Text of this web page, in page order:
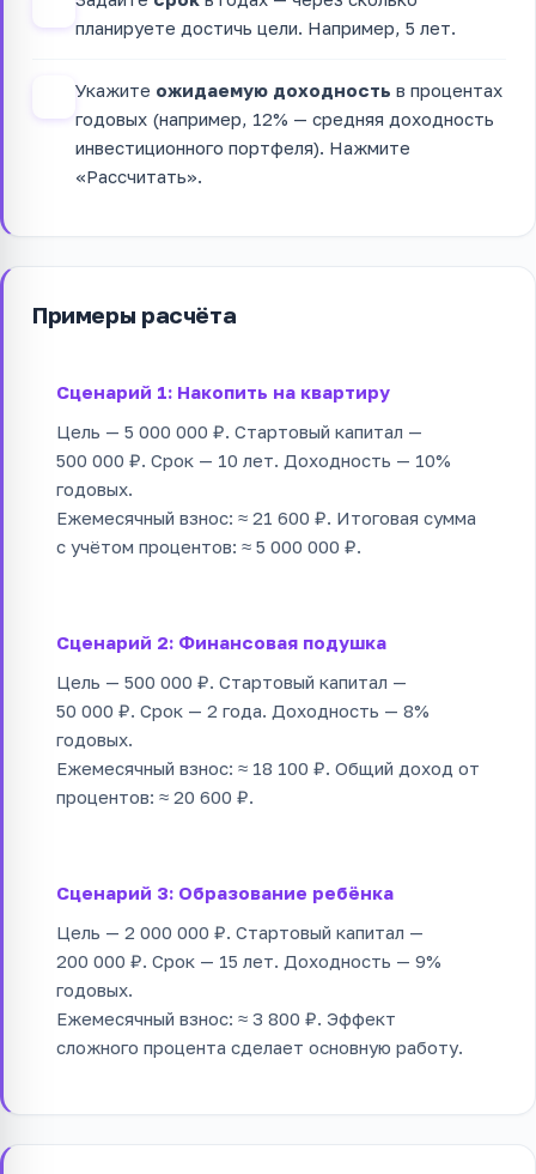
планируете достичь цели. Например, 5 лет.
Укажите ожидаемую доходность в процентах
годовых (например, 12% — средняя доходность
инвестиционного портфеля). Нажмите
«Рассчитать».
Примеры расчёта
Сценарий 1: Накопить на квартиру
Цель — 5 000 000 ₽. Стартовый капитал —
500 000 ₽. Срок — 10 лет. Доходность — 10%
годовых.
Ежемесячный взнос: ≈ 21 600 ₽. Итоговая сумма
с учётом процентов: ≈ 5 000 000 ₽.
Сценарий 2: Финансовая подушка
Цель — 500 000 ₽. Стартовый капитал —
50 000 ₽. Срок — 2 года. Доходность — 8%
годовых.
Ежемесячный взнос: ≈ 18 100 ₽. Общий доход от
процентов: ≈ 20 600 ₽.
Сценарий 3: Образование ребёнка
Цель — 2 000 000 ₽. Стартовый капитал —
200 000 ₽. Срок — 15 лет. Доходность — 9%
годовых.
Ежемесячный взнос: ≈ 3 800 ₽. Эффект
сложного процента сделает основную работу.